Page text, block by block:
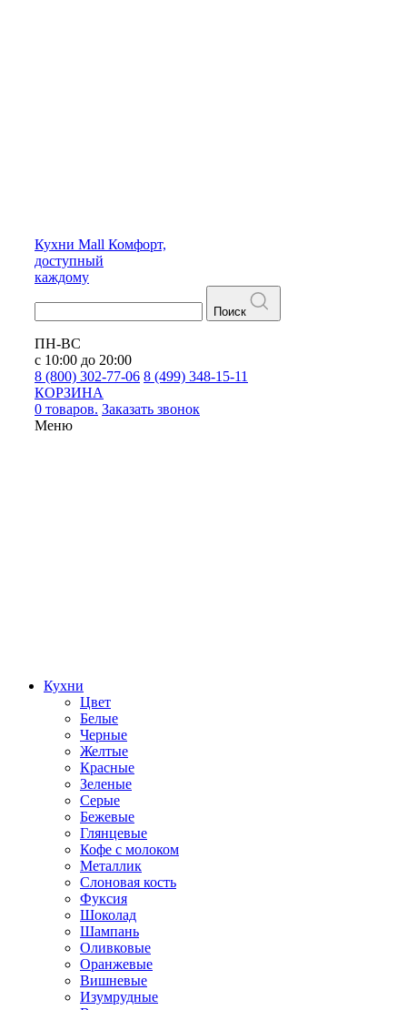
Кухни Mall Комфорт,
доступный
каждому
Поиск
ПН-ВС
с 10:00 до 20:00
8 (800) 302-77-06 8 (499) 348-15-11
КОРЗИНА
0 товаров. Заказать звонок
Меню
Кухни
Цвет
Белые
Черные
Желтые
Красные
Зеленые
Серые
Бежевые
Глянцевые
Кофе с молоком
Металлик
Слоновая кость
Фуксия
Шоколад
Шампань
Оливковые
Оранжевые
Вишневые
Изумрудные